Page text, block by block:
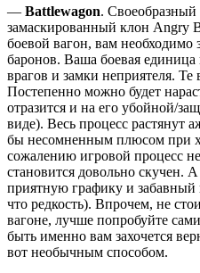
— Battlewagon.
замаскированный клон Angry
боевой вагон, вам необходимо
баронов. Ваша боевая единица
врагов и замки неприятеля. Те
Постепенно можно будет
отразится и на его убойной/
виде). Весь процесс растянут
бы несомненным плюсом при
сожалению игровой процесс
становится довольно скучен.
приятную графику и забавный
что редкость). Впрочем, не
вагоне, лучше попробуйте
быть именно вам захочется
вот необычным способом.